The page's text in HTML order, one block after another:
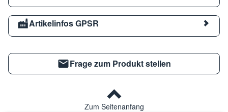
Artikelinfos GPSR
Frage zum Produkt stellen
Zum Seitenanfang